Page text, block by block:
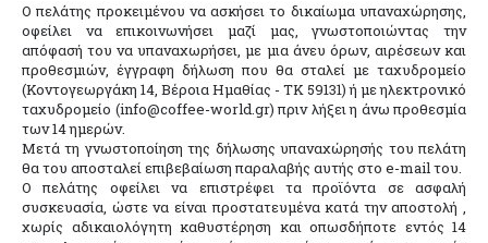
Ο πελάτης προκειμένου να ασκήσει το δικαίωμα υπαναχώρησης,
οφείλει να επικοινωνήσει μαζί μας, γνωστοποιώντας την
απόφασή του να υπαναχωρήσει, με μια άνευ όρων, αιρέσεων και
προθεσμιών, έγγραφη δήλωση που θα σταλεί με ταχυδρομείο
(Κοντογεωργάκη 14, Βέροια Ημαθίας - TK 59131) ή με ηλεκτρονικό
ταχυδρομείο (info@coffee-world.gr) πριν λήξει η άνω προθεσμία
των 14 ημερών.
Μετά τη γνωστοποίηση της δήλωσης υπαναχώρησής του πελάτη
θα του αποσταλεί επιβεβαίωση παραλαβής αυτής στο e-mail του.
Ο πελάτης οφείλει να επιστρέφει τα προϊόντα σε ασφαλή
συσκευασία, ώστε να είναι προστατευμένα κατά την αποστολή ,
χωρίς αδικαιολόγητη καθυστέρηση και οπωσδήποτε εντός 14